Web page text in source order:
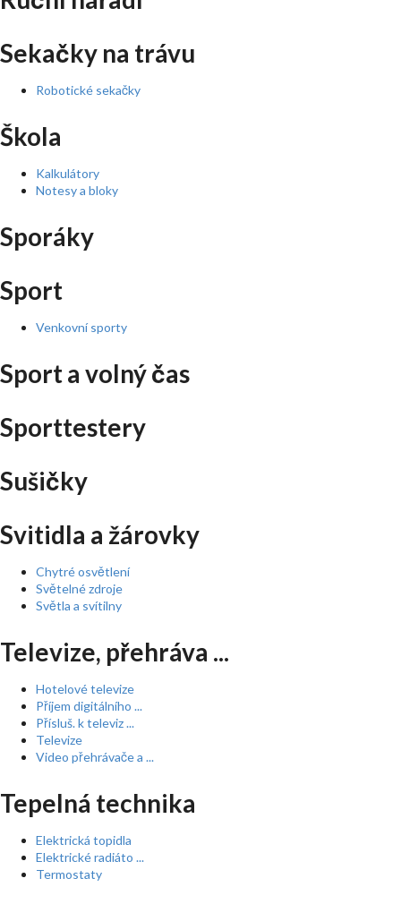
Sekačky na trávu
Robotické sekačky
Škola
Kalkulátory
Notesy a bloky
Sporáky
Sport
Venkovní sporty
Sport a volný čas
Sporttestery
Sušičky
Svitidla a žárovky
Chytré osvětlení
Světelné zdroje
Světla a svítilny
Televize, přehráva ...
Hotelové televize
Příjem digitálního ...
Přísluš. k televiz ...
Televize
Video přehrávače a ...
Tepelná technika
Elektrická topidla
Elektrické radiáto ...
Termostaty